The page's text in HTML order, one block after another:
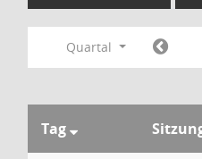
Quartal
Tag